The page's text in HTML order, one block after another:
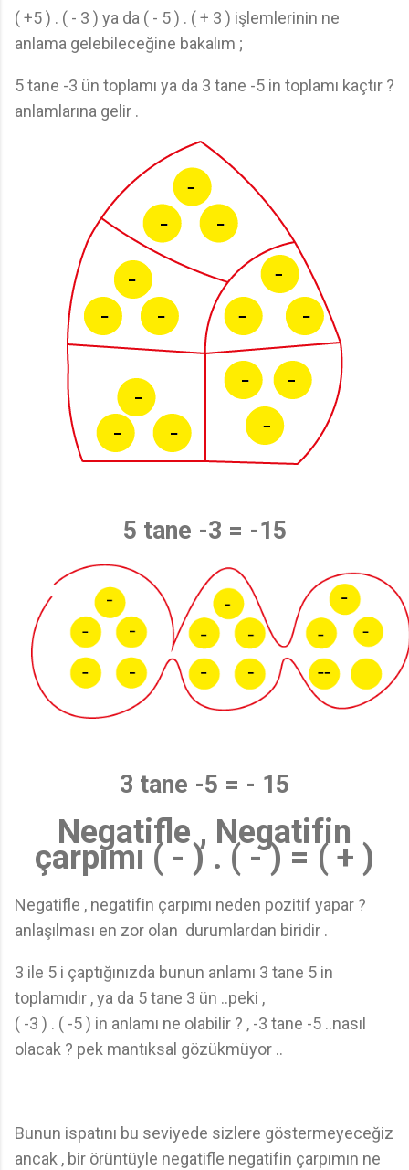
( +5 ) . ( - 3 ) ya da ( - 5 ) . ( + 3 ) işlemlerinin ne
anlama gelebileceğine bakalım ;
5 tane -3 ün toplamı ya da 3 tane -5 in toplamı kaçtır ?
anlamlarına gelir .
5 tane -3 = -15
3 tane -5 = - 15
Negatifle , Negatifin
çarpımı ( - ) . ( - ) = ( + )
Negatifle , negatifin çarpımı neden pozitif yapar ?
anlaşılması en zor olan durumlardan biridir .
3 ile 5 i çaptığınızda bunun anlamı 3 tane 5 in
toplamıdır , ya da 5 tane 3 ün ..peki ,
( -3 ) . ( -5 ) in anlamı ne olabilir ? , -3 tane -5 ..nasıl
olacak ? pek mantıksal gözükmüyor ..
Bunun ispatını bu seviyede sizlere göstermeyeceğiz
ancak , bir örüntüyle negatifle negatifin çarpımın ne